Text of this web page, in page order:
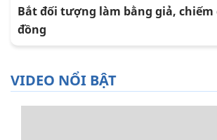
Bắt đối tượng làm bằng giả,
đồng
VIDEO NỔI BẬT